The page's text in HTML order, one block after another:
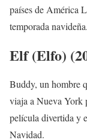
países de América
temporada navideña.
Elf (Elfo)
Buddy, un hombre
viaja a Nueva York
película divertida y
Navidad.